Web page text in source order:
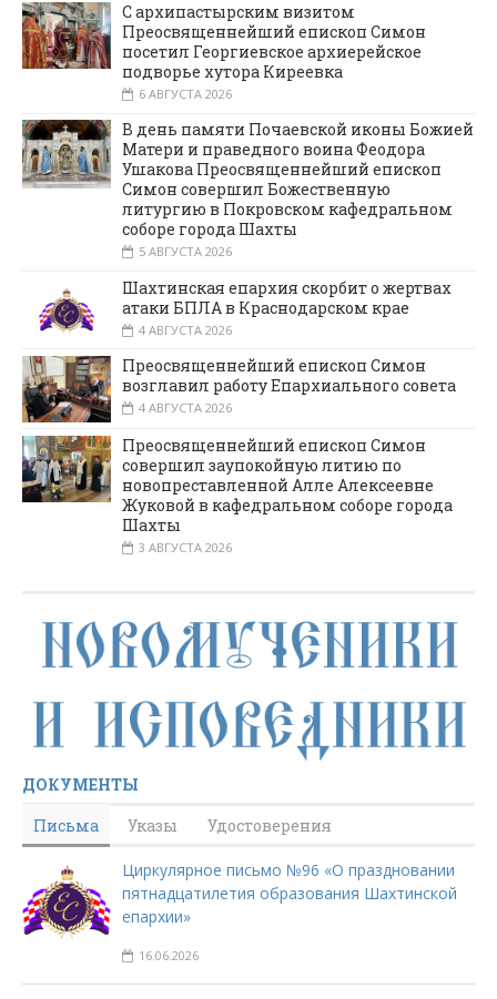
С архипастырским визитом
Преосвященнейший епископ Симон
посетил Георгиевское архиерейское
подворье хутора Киреевка
6 АВГУСТА 2026
В день памяти Почаевской иконы Божией
Матери и праведного воина Феодора
Ушакова Преосвященнейший епископ
Симон совершил Божественную
литургию в Покровском кафедральном
соборе города Шахты
5 АВГУСТА 2026
Шахтинская епархия скорбит о жертвах
атаки БПЛА в Краснодарском крае
4 АВГУСТА 2026
Преосвященнейший епископ Симон
возглавил работу Епархиального совета
4 АВГУСТА 2026
Преосвященнейший епископ Симон
совершил заупокойную литию по
новопреставленной Алле Алексеевне
Жуковой в кафедральном соборе города
Шахты
3 АВГУСТА 2026
ДОКУМЕНТЫ
Письма
Указы Удостоверения
Циркулярное письмо №96 «О праздновании
пятнадцатилетия образования Шахтинской
епархии»
16.06.2026